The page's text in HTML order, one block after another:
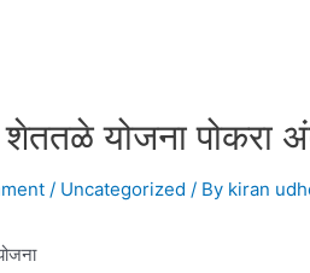
योजना पोकरा
/ Uncategorized / By kiran